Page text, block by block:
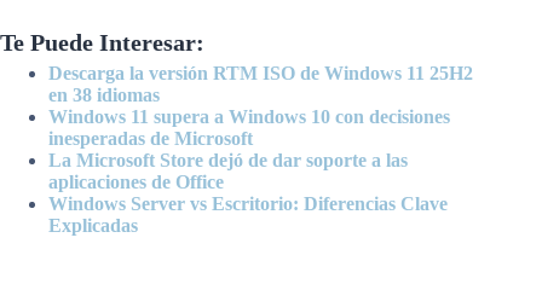
Te Puede Interesar:
Descarga la versión RTM ISO de Windows 11 25H2
en 38 idiomas
Windows 11 supera a Windows 10 con decisiones
inesperadas de Microsoft
La Microsoft Store dejó de dar soporte a las
aplicaciones de Office
Windows Server vs Escritorio: Diferencias Clave
Explicadas